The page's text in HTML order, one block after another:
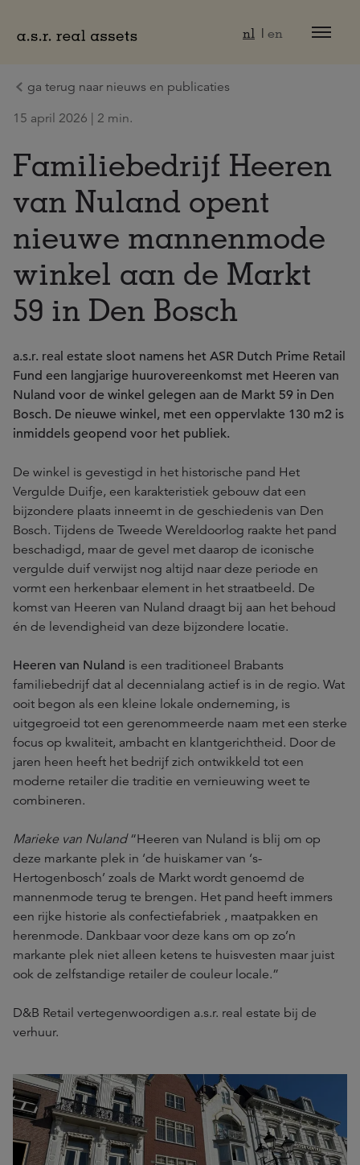
nl en
ga terug naar nieuws en publicaties
15 april 2026 | 2 min.
Familiebedrijf Heeren
van Nuland opent
nieuwe mannenmode
winkel aan de Markt
59 in Den Bosch
a.s.r. real estate sloot namens het ASR Dutch Prime Retail
Fund een langjarige huurovereenkomst met Heeren van
Nuland voor de winkel gelegen aan de Markt 59 in Den
Bosch. De nieuwe winkel, met een oppervlakte 130 m2 is
inmiddels geopend voor het publiek.
De winkel is gevestigd in het historische pand Het
Vergulde Duifje, een karakteristiek gebouw dat een
bijzondere plaats inneemt in de geschiedenis van Den
Bosch. Tijdens de Tweede Wereldoorlog raakte het pand
beschadigd, maar de gevel met daarop de iconische
vergulde duif verwijst nog altijd naar deze periode en
vormt een herkenbaar element in het straatbeeld. De
komst van Heeren van Nuland draagt bij aan het behoud
én de levendigheid van deze bijzondere locatie.
Heeren van Nuland is een traditioneel Brabants
familiebedrijf dat al decennialang actief is in de regio. Wat
ooit begon als een kleine lokale onderneming, is
uitgegroeid tot een gerenommeerde naam met een sterke
focus op kwaliteit, ambacht en klantgerichtheid. Door de
jaren heen heeft het bedrijf zich ontwikkeld tot een
moderne retailer die traditie en vernieuwing weet te
combineren.
Marieke van Nuland“Heeren van Nuland is blij om op
deze markante plek in ‘de huiskamer van ‘s-
Hertogenbosch’ zoals de Markt wordt genoemd de
mannenmode terug te brengen. Het pand heeft immers
een rijke historie als confectiefabriek , maatpakken en
herenmode. Dankbaar voor deze kans om op zo’n
markante plek niet alleen ketens te huisvesten maar juist
ook de zelfstandige retailer de couleur locale.”
D&B Retail vertegenwoordigen a.s.r. real estate bij de
verhuur.